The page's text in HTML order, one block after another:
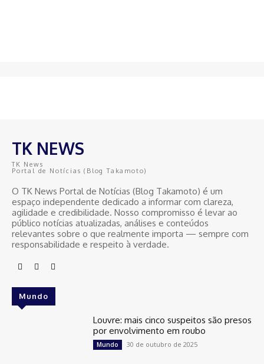
TK NEWS
TK News
Portal de Notícias (Blog Takamoto)
O TK News Portal de Notícias (Blog Takamoto) é um
espaço independente dedicado a informar com clareza,
agilidade e credibilidade. Nosso compromisso é levar ao
público notícias atualizadas, análises e conteúdos
relevantes sobre o que realmente importa — sempre com
responsabilidade e respeito à verdade.
Mundo
Louvre: mais cinco suspeitos são presos
por envolvimento em roubo
Mundo 30 de outubro de 2025